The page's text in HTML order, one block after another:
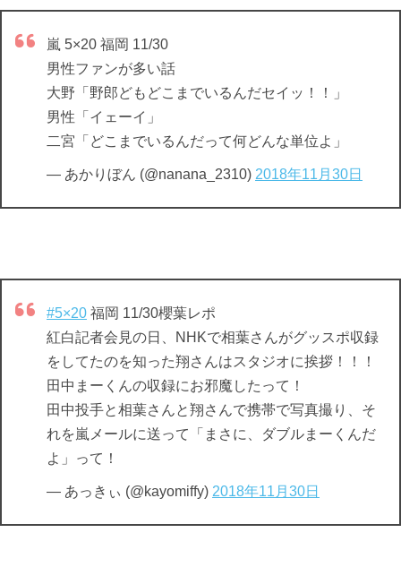
嵐 5×20 福岡 11/30
男性ファンが多い話
大野「野郎どもどこまでいるんだセイッ！！」
男性「イェーイ」
二宮「どこまでいるんだって何どんな単位よ」
— あかりぼん (@nanana_2310) 2018年11月30日
#5×20 福岡 11/30櫻葉レポ
紅白記者会見の日、NHKで相葉さんがグッスポ収録
をしてたのを知った翔さんはスタジオに挨拶！！！
田中まーくんの収録にお邪魔したって！
田中投手と相葉さんと翔さんで携帯で写真撮り、そ
れを嵐メールに送って「まさに、ダブルまーくんだ
よ」って！
— あっきぃ (@kayomiffy) 2018年11月30日